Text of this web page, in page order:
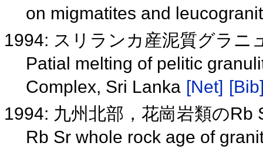
on migmatites and
1994: スリランカ産泥質グラニ
Patial melting of pelitic
Complex, Sri Lanka [Net]
1994: 九州北部，花崗岩類のRb
Rb Sr whole rock age of